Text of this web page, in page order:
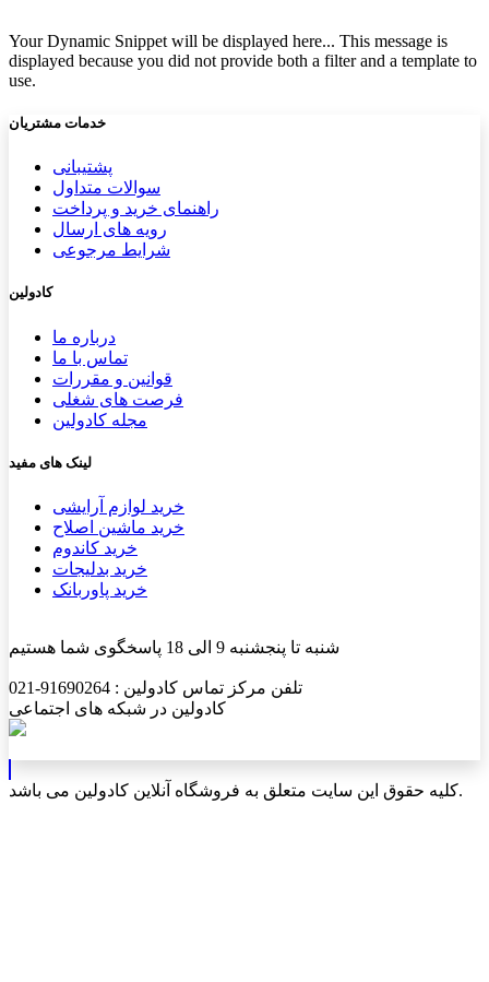
Your Dynamic Snippet will be displayed here... This message is
displayed because you did not provide both a filter and a template to
use.
خدمات مشتریان
پشتیب​​انی
سوالات متداول
راهنمای خرید و پرداخت
رویه های ارسال
شرایط مرجوعی
کادولین
درباره ما
تماس با ما
قوانین و مقررات
فرصت های شغلی
مجله کادولین
لینک های مفید
خرید لوازم آرایشی
خرید ماشین اصلاح
خرید کاندوم
خرید بدلیجات
خرید پاوربانک
شنبه تا پنجشنبه 9 الی 18 پاسخگوی شما هستیم
تلفن مرکز تماس کادولین : 91690264-021
کادولین در شبکه های اجتماعی
کلیه حقوق این سایت متعلق به فروشگاه آنلاین کادولین می باشد.